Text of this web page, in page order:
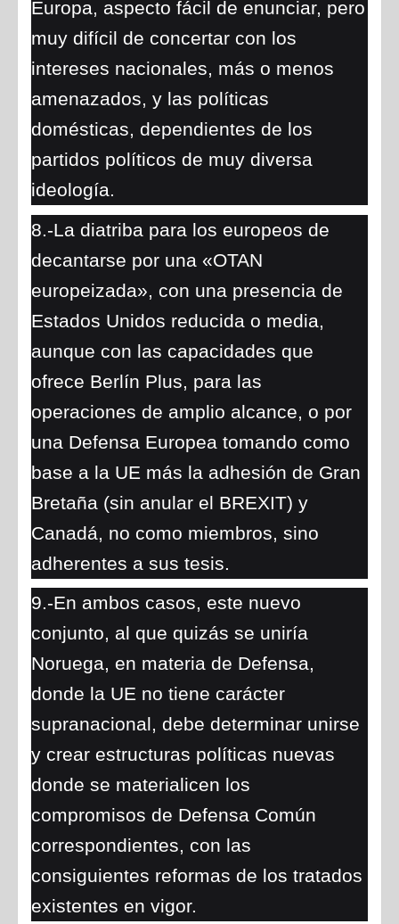
Europa, aspecto fácil de enunciar, pero
muy difícil de concertar con los
intereses nacionales, más o menos
amenazados, y las políticas
domésticas, dependientes de los
partidos políticos de muy diversa
ideología.
8.-La diatriba para los europeos de
decantarse por una «OTAN
europeizada», con una presencia de
Estados Unidos reducida o media,
aunque con las capacidades que
ofrece Berlín Plus, para las
operaciones de amplio alcance, o por
una Defensa Europea tomando como
base a la UE más la adhesión de Gran
Bretaña (sin anular el BREXIT) y
Canadá, no como miembros, sino
adherentes a sus tesis.
9.-En ambos casos, este nuevo
conjunto, al que quizás se uniría
Noruega, en materia de Defensa,
donde la UE no tiene carácter
supranacional, debe determinar unirse
y crear estructuras políticas nuevas
donde se materialicen los
compromisos de Defensa Común
correspondientes, con las
consiguientes reformas de los tratados
existentes en vigor.